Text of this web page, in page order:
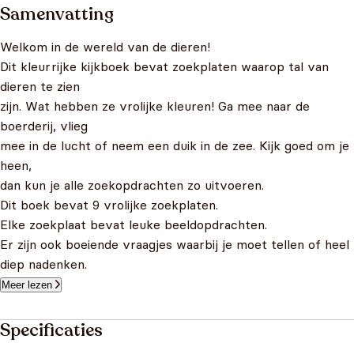
Samenvatting
Welkom in de wereld van de dieren!
Dit kleurrijke kijkboek bevat zoekplaten waarop tal van
dieren te zien
zijn. Wat hebben ze vrolijke kleuren! Ga mee naar de
boerderij, vlieg
mee in de lucht of neem een duik in de zee. Kijk goed om je
heen,
dan kun je alle zoekopdrachten zo uitvoeren.
Dit boek bevat 9 vrolijke zoekplaten.
Elke zoekplaat bevat leuke beeldopdrachten.
Er zijn ook boeiende vraagjes waarbij je moet tellen of heel
diep nadenken.
Meer lezen
Specificaties